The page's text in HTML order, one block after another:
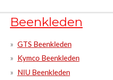
Beenkleden
GTS Beenkleden
Kymco Beenkleden
NIU Beenkleden